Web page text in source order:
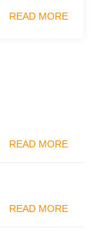
READ MORE
READ MORE
READ MORE